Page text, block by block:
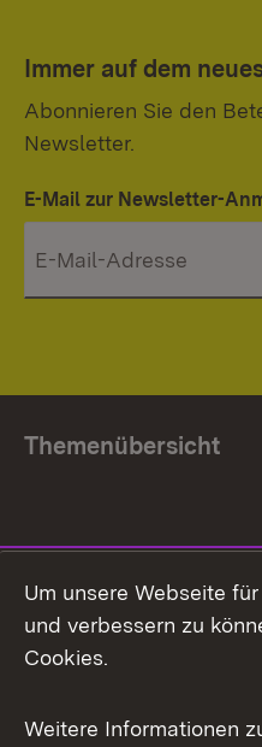
Immer auf dem
Abonnieren Sie den
Newsletter.
E-Mail zur Newsletter-
Themenübersicht
Facebook
X / Twitter
Um unsere Webseite
und verbessern zu
Cookies.
Weitere Informationen